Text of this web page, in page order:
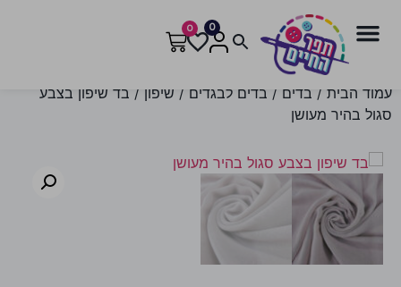
0
0
עמוד הבית / בדים / בדים לבגדים / שיפון / בד שיפון בצבע
סגול בהיר מעושן